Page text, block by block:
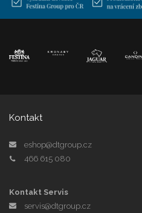
Kontakt
eshop@dtgroup.cz
466 615 080
Kontakt Servis
servis@dtgroup.cz